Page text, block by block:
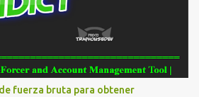
fuerza bruta para obtener